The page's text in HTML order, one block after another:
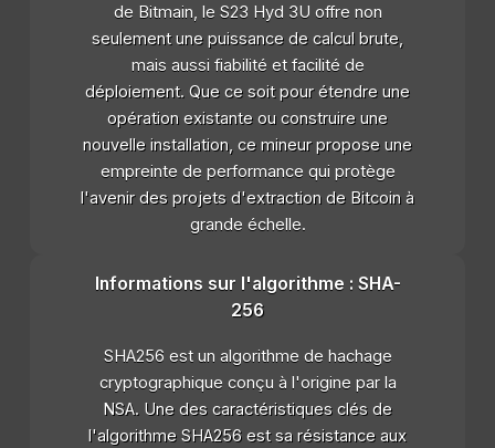
de Bitmain, le S23 Hyd 3U offre non
seulement une puissance de calcul brute,
mais aussi fiabilité et facilité de
déploiement. Que ce soit pour étendre une
opération existante ou construire une
nouvelle installation, ce mineur propose une
empreinte de performance qui protège
l'avenir des projets d'extraction de Bitcoin à
grande échelle.
Informations sur l'algorithme : SHA-
256
SHA256 est un algorithme de hachage
cryptographique conçu à l'origine par la
NSA. Une des caractéristiques clés de
l'algorithme SHA256 est sa résistance aux